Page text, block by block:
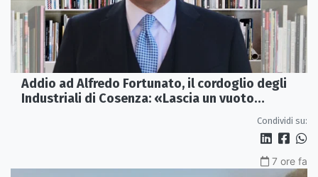
Addio ad Alfredo Fortunato, il cordoglio degli
Industriali di Cosenza: «Lascia un vuoto
Condividi su:
7 ore fa